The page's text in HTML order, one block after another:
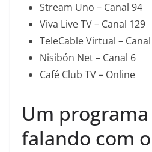
Stream Uno – Canal 94
Viva Live TV – Canal 129
TeleCable Virtual –
Nisibón Net – Canal 6
Café Club TV – Online
Um
falando com